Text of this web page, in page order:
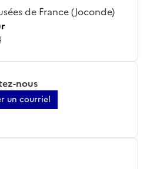
de France (Joconde)
nous
un courriel